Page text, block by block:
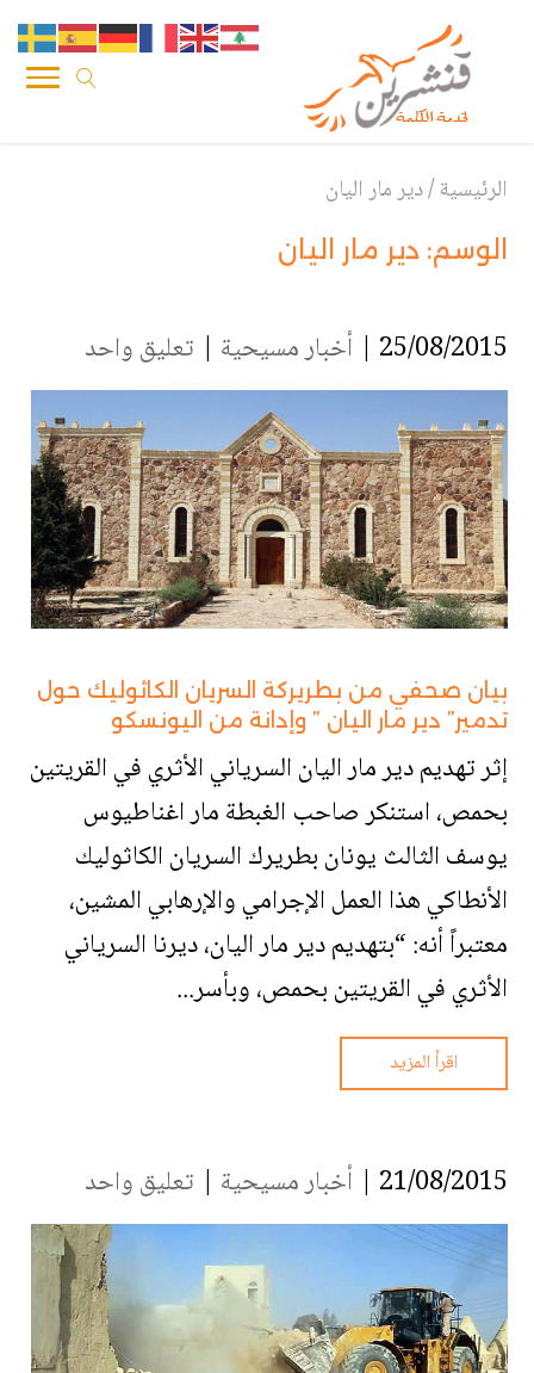
الرئيسية/دير مار اليان
الوسم: دير مار اليان
25/08/2015 | أخبار مسيحية | تعليق واحد
بيان صحفي من بطريركة السريان الكاثوليك حول
تدمير” دير مار اليان ” وإدانة من اليونسكو
إثر تهديم دير مار اليان السرياني الأثري في القريتين
بحمص، استنكر صاحب الغبطة مار اغناطيوس
يوسف الثالث يونان بطريرك السريان الكاثوليك
الأنطاكي هذا العمل الإجرامي والإرهابي المشين،
معتبراً أنه: “بتهديم دير مار اليان، ديرنا السرياني
الأثري في القريتين بحمص، وبأسر...
اقرأ المزيد
21/08/2015 | أخبار مسيحية | تعليق واحد